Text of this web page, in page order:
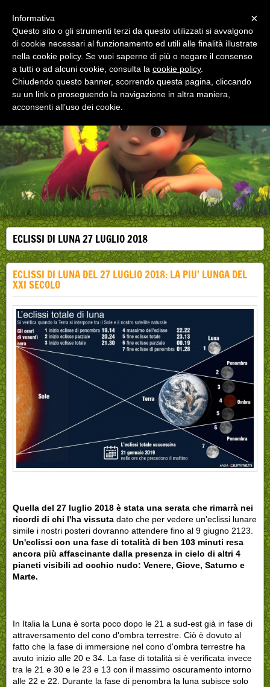
EDUCAZIONE ALLA SALUTE
Corsi, convegni e didattica di formazione e
aggiornamento per operatori della salute
ECLISSI DI LUNA 27 LUGLIO 2018
ECLISSI DI LUNA DEL 27 LUGLIO 2018: LA PIU' LUNGA DEL
XXI SECOLO
Quella del 27 luglio 2018 è stata una serata che rimarrà nei
ricordi di chi l'ha vissuta dato che per vedere un'eclissi lunare
simile i nostri posteri dovranno attendere fino al 9 giugno 2123.
Un'eclissi con una fase di totalità di ben 103 minuti resa
ancora più affascinante dalla presenza in cielo di altri 4
pianeti visibili ad occhio nudo: Venere, Giove, Saturno e
Marte.
In Italia la Luna è sorta poco dopo le 21 a sud-est già in fase di
attraversamento del cono d'ombra terrestre. Ciò è dovuto al
fatto che la fase di immersione nel cono d'ombra terrestre ha
avuto inizio alle 20 e 34. La fase di totalità si è verificata invece
tra le 21 e 30 e le 23 e 13 con il massimo oscuramento intorno
alle 22 e 22. Durante la fase di penombra la luna subisce solo
×
Informativa
Questo sito o gli strumenti terzi da questo utilizzati si avvalgono
di cookie necessari al funzionamento ed utili alle finalità illustrate
nella cookie policy. Se vuoi saperne di più o negare il consenso
a tutti o ad alcuni cookie, consulta la cookie policy.
Chiudendo questo banner, scorrendo questa pagina, cliccando
su un link o proseguendo la navigazione in altra maniera,
acconsenti all’uso dei cookie.